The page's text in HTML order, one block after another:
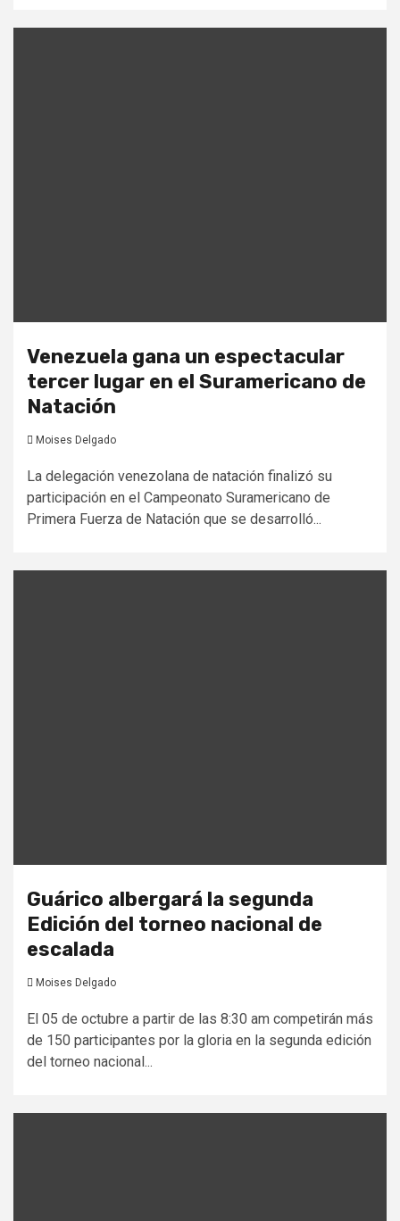
Venezuela gana un espectacular
tercer lugar en el Suramericano de
Natación
Moises Delgado
La delegación venezolana de natación finalizó su
participación en el Campeonato Suramericano de
Primera Fuerza de Natación que se desarrolló...
Guárico albergará la segunda
Edición del torneo nacional de
escalada
Moises Delgado
El 05 de octubre a partir de las 8:30 am competirán más
de 150 participantes por la gloria en la segunda edición
del torneo nacional...